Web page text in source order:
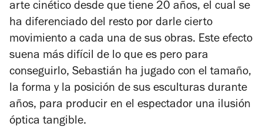
arte cinético desde que tiene 20 años, el cual se
ha diferenciado del resto por darle cierto
movimiento a cada una de sus obras. Este efecto
suena más difícil de lo que es pero para
conseguirlo, Sebastián ha jugado con el tamaño,
la forma y la posición de sus esculturas durante
años, para producir en el espectador una ilusión
óptica tangible.